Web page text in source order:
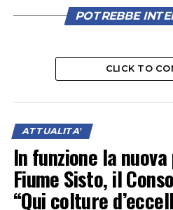
POTREBBE
CLICK TO
ATTUALITA'
In funzione la
Fiume Sisto, il
“Qui colture